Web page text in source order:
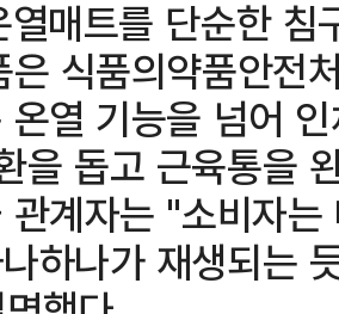
매트를 단순한 침
식품의약품안전
열 기능을 넘어
을 돕고 근육통을
계자는 "소비자
하나가 재생되는